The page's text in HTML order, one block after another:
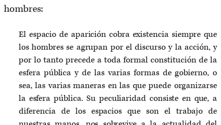
hombres:
El espacio de aparición cobra existencia siempre que
los hombres se agrupan por el discurso y la acción, y
por lo tanto precede a toda formal constitución de la
esfera pública y de las varias formas de gobierno, o
sea, las varias maneras en las que puede organizarse
la esfera pública. Su peculiaridad consiste en que, a
diferencia de los espacios que son el trabajo de